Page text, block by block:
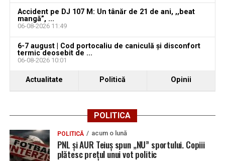
Accident pe DJ 107 M: Un tânăr de 21 de ani, ,,beat
mangă”, ...
06-08-2026 11:49
6-7 august | Cod portocaliu de caniculă și disconfort
termic deosebit de ...
06-08-2026 10:01
Actualitate Politică Opinii
POLITICA
POLITICĂ acum o lună
PNL și AUR Teiuș spun „NU” sportului. Copiii
plătesc prețul unui vot politic